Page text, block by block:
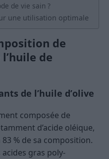
de vie sain ?
une utilisation optimale
de
de
de l’huile d’olive
composée de
d’acide oléique,
% de sa composition.
gras poly-